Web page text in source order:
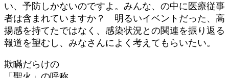
い、予防しかないのですよ。みんな、の中に医療従事
者は含まれていますか？ 明るいイベントだった、高
揚感を持てたではなく、感染状況との関連を振り返る
報道を望むし、みなさんによく考えてもらいたい。
欺瞞だらけの